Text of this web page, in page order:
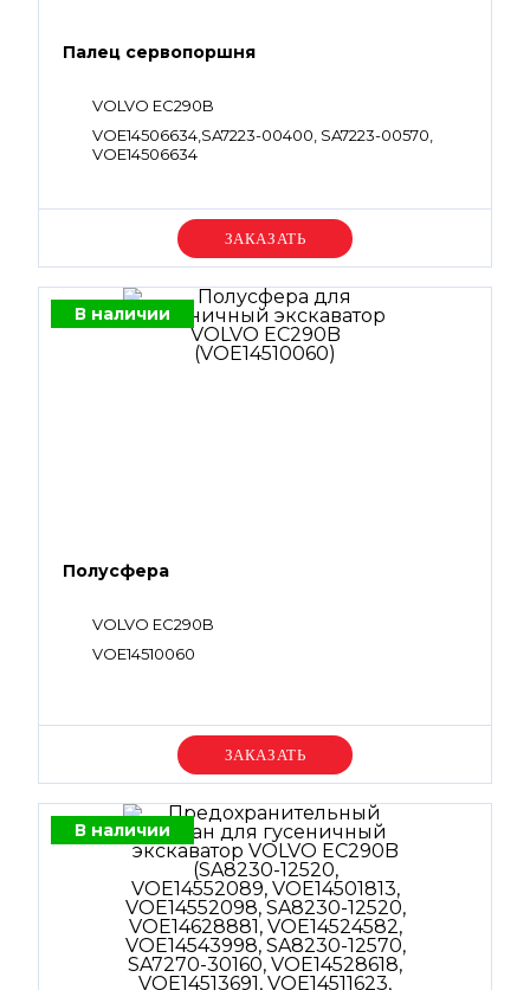
Палец сервопоршня
VOLVO EC290B
VOE14506634,SA7223-00400, SA7223-00570,
VOE14506634
Уточняйте цену
В наличии
Полусфера
VOLVO EC290B
VOE14510060
Уточняйте цену
В наличии